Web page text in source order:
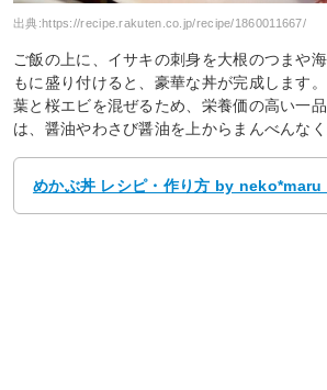
出典: https://recipe.rakuten.co.jp/recipe/1860011667/
ご飯の上に、イサキの刺身を大根のつまや
もに盛り付けると、豪華な丼が完成します
葉と桜エビを混ぜるため、栄養価の高い一
は、醤油やわさび醤油を上からまんべんなく
めかぶ丼 レシピ・作り方 by neko*maru